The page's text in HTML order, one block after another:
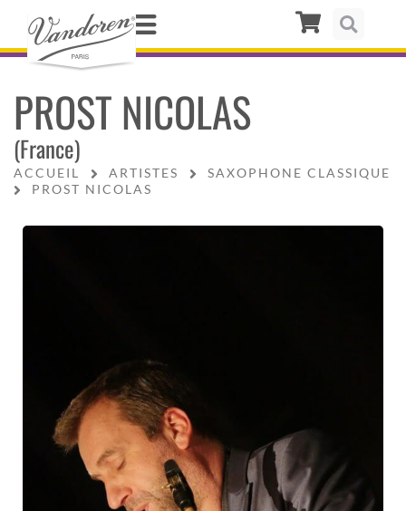
PROST NICOLAS
(France)
ACCUEIL ARTISTES
SAXOPHONE CLASSIQUE
PROST NICOLAS